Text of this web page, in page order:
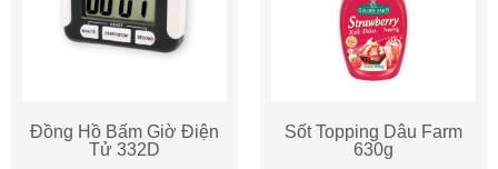
Đồng Hồ Bấm Giờ Điện
Tử 332D
Sốt Topping Dâu Farm
630g